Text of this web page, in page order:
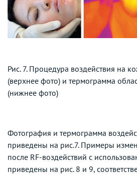
Рис. 7. Процедура воздействия на
(верхнее фото) и термограмма
(нижнее фото)
Фотография и термограмма
приведены на рис.7. Примеры
после RF-воздействий с
приведены на рис. 8 и 9,